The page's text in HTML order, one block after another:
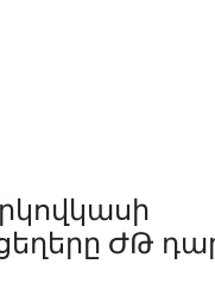
ԺԹ